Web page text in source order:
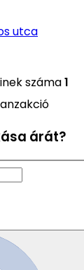
utca
száma1
árát?